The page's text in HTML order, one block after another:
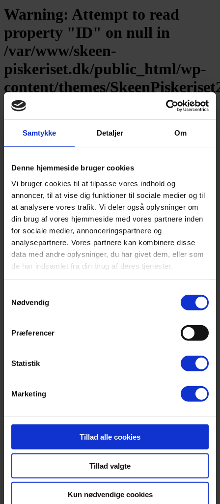
Samtykke Detaljer Om
Denne hjemmeside bruger cookies
Vi bruger cookies til at tilpasse vores indhold og
annoncer, til at vise dig funktioner til sociale medier og til
at analysere vores trafik. Vi deler også oplysninger om
din brug af vores hjemmeside med vores partnere inden
for sociale medier, annonceringspartnere og
analysepartnere. Vores partnere kan kombinere disse
data med andre oplysninger, du har givet dem, eller som
de har indsamlet fra din brug af deres tjenester.
Nødvendig
Præferencer
Statistik
Marketing
Tillad alle cookies
Tillad valgte
Kun nødvendige cookies
Warning: Attempt to read
property "ID" on null in
/var/www/skeen-
piskeriset.dk/public_html/wp-
content/themes/
title.php
Bambus
Products search
grydeskeer og skærebrætter m.m. lavet i bambus også et billigere
produkt, end hvis det var lavet i oliventræ, bøgetræ, valnøddetræ
eller andre træsorter.
Bambus kan noget, da det er en hurtigvoksende træsort, men går
man efter en bedre kvalitet skal man vælge en anden træsort.
Viser 1 resultat
Avocadoske – bambus
Sandbankevej 56